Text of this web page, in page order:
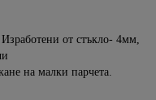
от стъкло- 4мм,
на малки парчета.